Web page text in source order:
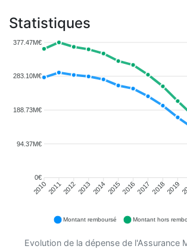
Statistiques
377.47M€
283.10M€
188.73M€
94.37M€
0€
2010201120122013 2014201520162017 20182019
Montant remboursé Montant hors
Evolution de la dépense de l'Assurance